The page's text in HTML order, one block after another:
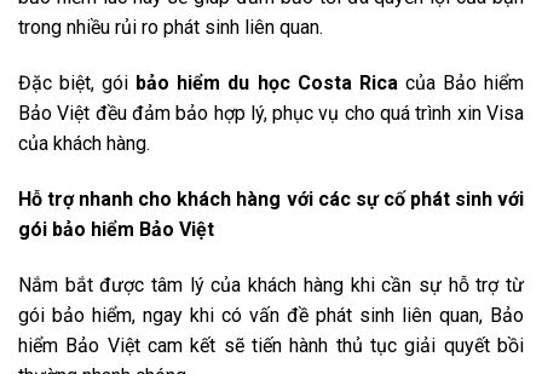
trong nhiều rủi ro phát sinh liên quan.
Đặc biệt, gói bảo hiểm du học Costa Rica của Bảo hiểm
Bảo Việt đều đảm bảo hợp lý, phục vụ cho quá trình xin Visa
của khách hàng.
Hỗ trợ nhanh cho khách hàng với các sự cố phát sinh với
gói bảo hiểm Bảo Việt
Nắm bắt được tâm lý của khách hàng khi cần sự hỗ trợ từ
gói bảo hiểm, ngay khi có vấn đề phát sinh liên quan, Bảo
hiểm Bảo Việt cam kết sẽ tiến hành thủ tục giải quyết bồi